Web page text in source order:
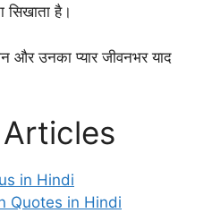
सिखाता है।
और उनका प्यार जीवनभर याद
in Hindi
Quotes in Hindi